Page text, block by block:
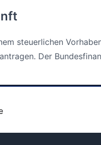
steuerlichen
Der